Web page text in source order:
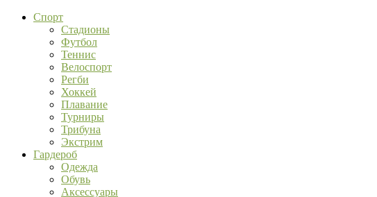
Спорт
Стадионы
Футбол
Теннис
Велоспорт
Регби
Хоккей
Плавание
Турниры
Трибуна
Экстрим
Гардероб
Одежда
Обувь
Аксессуары